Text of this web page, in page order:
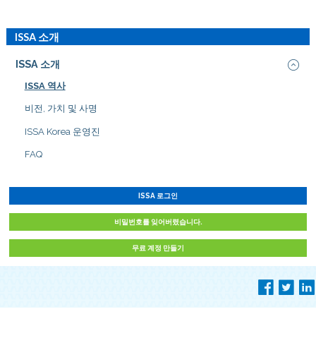
ISSA 소개
ISSA 소개
ISSA 역사
비전, 가치 및 사명
ISSA Korea 운영진
FAQ
ISSA 로그인
비밀번호를 잊어버렸습니다.
무료 계정 만들기